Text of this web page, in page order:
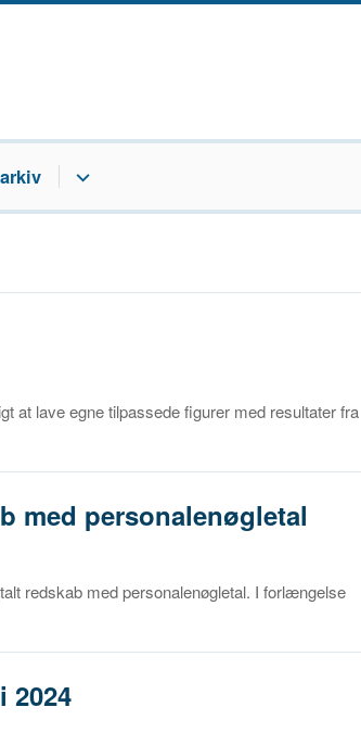
at lave egne tilpassede figurer med resultater fra
med personalenøgletal
redskab med personalenøgletal. I forlængelse
2024